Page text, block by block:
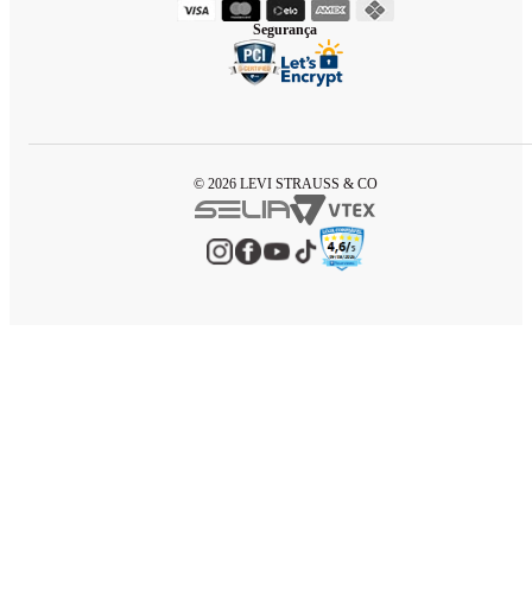
Segurança
© 2026 LEVI STRAUSS & CO